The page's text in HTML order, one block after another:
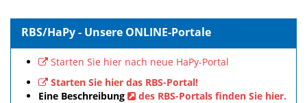
RBS/HaPy - Unsere ONLINE-Portale
Starten Sie hier nach neue HaPy-Portal
Starten Sie hier das RBS-Portal!
Eine Beschreibung
des RBS-Portals finden Sie hier.